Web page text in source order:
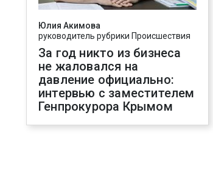
Юлия Акимова
руководитель рубрики Происшествия
За год никто из бизнеса
не жаловался на
давление официально:
интервью с заместителем
Генпрокурора Крымом